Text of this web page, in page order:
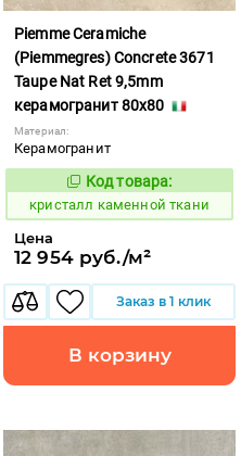
Piemme Ceramiche
(Piemmegres) Concrete 3671
Taupe Nat Ret 9,5mm
керамогранит 80x80
Материал:
Керамогранит
817230
Код товара:
кристалл каменной ткани
Цена
12 954 руб./м²
Заказ в 1 клик
В корзину